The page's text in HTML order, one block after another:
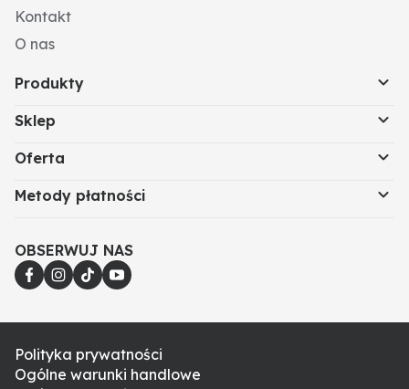
Kontakt
O nas
Produkty
Sklep
Oferta
Metody płatności
OBSERWUJ NAS
Polityka prywatności
Ogólne warunki handlowe